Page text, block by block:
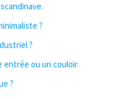
?
?
entrée ou un couloir.
?